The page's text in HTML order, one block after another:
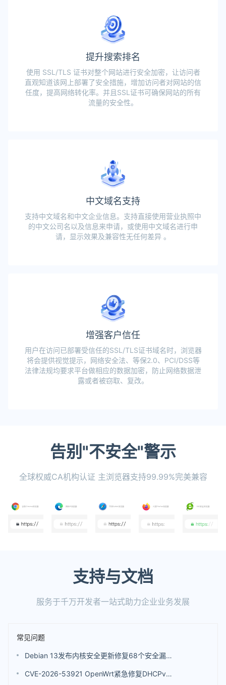
提升搜索排名
使用 SSL/TLS 证书对整个网站进行安全加密，让访问者
直观知道该网上部署了安全措施，增加访问者对网站的信
任度，提高网络转化率。并且SSL证书可确保网站的所有
流量的安全性。
中文域名支持
支持中文域名和中文企业信息。支持直接使用营业执照中
的中文公司名以及信息来申请，或使用中文域名进行申
请，显示效果及兼容性无任何差异 。
增强客户信任
用户在访问已部署受信任的SSL/TLS证书域名时，浏览器
将会提供视觉提示，网络安全法、等保2.0、PCI/DSS等
法律法规均要求平台做相应的数据加密，防止网络数据泄
露或者被窃取、复改。
告别"不安全"警示
全球权威CA机构认证 主浏览器支持99.99%完美兼容
支持与文档
服务于千万开发者一站式助力企业业务发展
常见问题
Debian 13发布内核安全更新修复68个安全漏洞 包括4个评分高达9.8分的漏洞
CVE-2026-53921 OpenWrt紧急修复DHCPv6漏洞